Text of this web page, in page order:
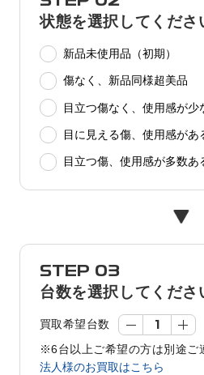
状態を選択してくださ
新品未使用品（初期）
傷なく、新品同様超美品
目立つ傷なく、使用感が少
目に見える傷、使用感があ
目立つ傷、使用感が多数あ
STEP 03
台数を選択してくださ
買取希望台数
※6台以上ご希望の方は別途ご
法人様のお買取はこちら